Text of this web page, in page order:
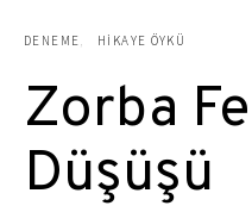
DENEME HIKAYE ÖYKÜ
Zorba
Düşüşü